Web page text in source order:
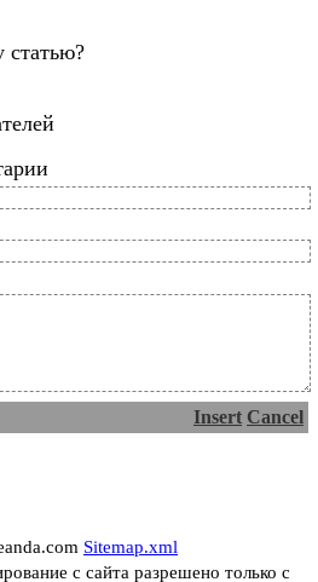
статью?
Insert Cancel
Sitemap.xml
с сайта разрешено только с